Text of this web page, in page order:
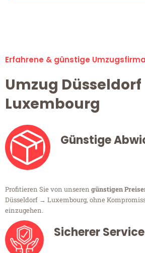
Erfahrene & günstige
Umzug Düsseldorf
Luxembourg
Günstige
Profitieren Sie von unseren günstigen
Düsseldorf → Luxembourg, ohne
einzugehen.
Sicherer Service